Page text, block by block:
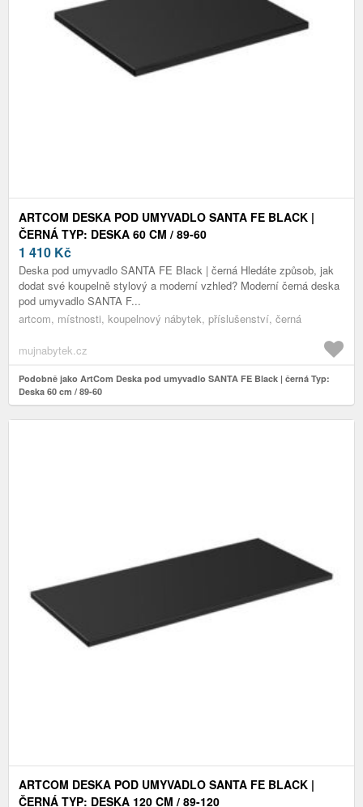
ARTCOM DESKA POD UMYVADLO SANTA FE BLACK |
ČERNÁ TYP: DESKA 60 CM / 89-60
1 410 Kč
Deska pod umyvadlo SANTA FE Black | černá Hledáte způsob, jak
dodat své koupelně stylový a moderní vzhled? Moderní černá deska
pod umyvadlo SANTA F...
artcom, místnosti, koupelnový nábytek, příslušenství, černá
mujnabytek.cz
Podobně jako ArtCom Deska pod umyvadlo SANTA FE Black | černá Typ:
Deska 60 cm / 89-60
ARTCOM DESKA POD UMYVADLO SANTA FE BLACK |
ČERNÁ TYP: DESKA 120 CM / 89-120